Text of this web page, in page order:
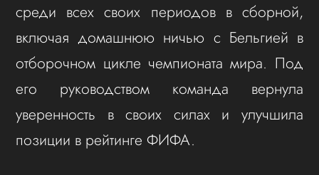
среди всех своих периодов в сборной,
включая домашнюю ничью с Бельгией в
отборочном цикле чемпионата мира. Под
его руководством команда вернула
уверенность в своих силах и улучшила
позиции в рейтинге ФИФА.